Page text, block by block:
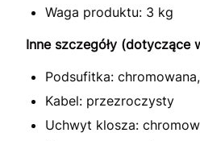
Waga produktu: 3 kg
Inne szczegóły (dotyczące
Podsufitka:
Kabel: przezroczysty
Uchwyt klosza: